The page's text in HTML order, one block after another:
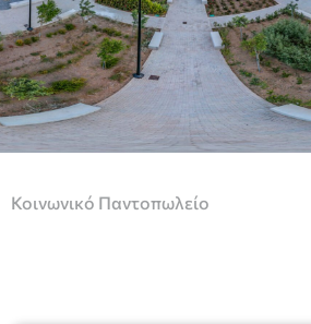
Κοινωνικό Παντοπωλείο